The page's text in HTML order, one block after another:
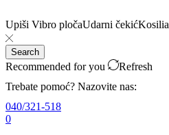
Upiši Vibro pločaUdarni čekićKosilia
Search
Recommended for you
Refresh
Trebate pomoć? Nazovite nas:
040/321-518
0